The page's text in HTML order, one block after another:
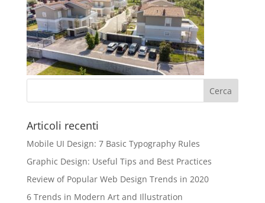
Articoli recenti
Mobile UI Design: 7 Basic Typography Rules
Graphic Design: Useful Tips and Best Practices
Review of Popular Web Design Trends in 2020
6 Trends in Modern Art and Illustration